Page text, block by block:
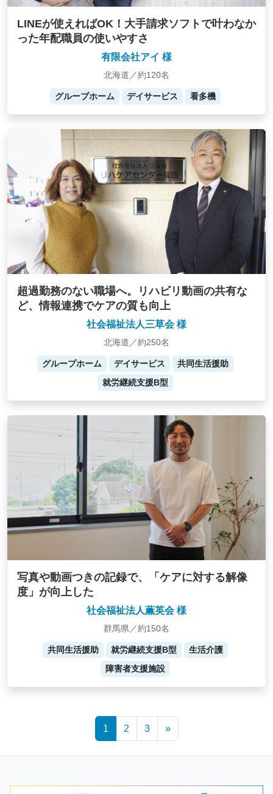
LINEが使えればOK！大手請求ソフトで叶わなか
った年配職員の使いやすさ
有限会社アイ 様
北海道／約120名
グループホーム デイサービス 看多機
超過勤務のない職場へ。リハビリ動画の共有な
ど、情報連携でケアの質も向上
社会福祉法人三草会 様
北海道／約250名
グループホーム デイサービス
共同生活援助
就労継続支援B型
写真や動画つきの記録で、「ケアに対する解像
度」が向上した
社会福祉法人薫英会 様
群馬県／約150名
共同生活援助 就労継続支援B型
生活介護
障害者支援施設
1 2 3 »